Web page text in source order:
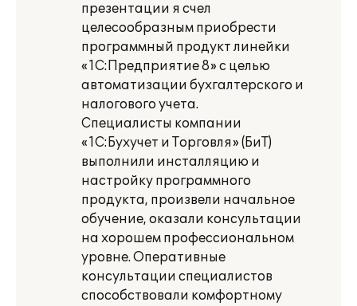
презентации я счел
целесообразным приобрести
программный продукт линейки
«1С:Предприятие 8» с целью
автоматизации бухгалтерского и
налогового учета.
Специалисты компании
«1С:Бухучет и Торговля» (БиТ)
выполнили инсталляцию и
настройку программного
продукта, произвели начальное
обучение, оказали консультации
на хорошем профессиональном
уровне. Оперативные
консультации специалистов
способствовали комфортному